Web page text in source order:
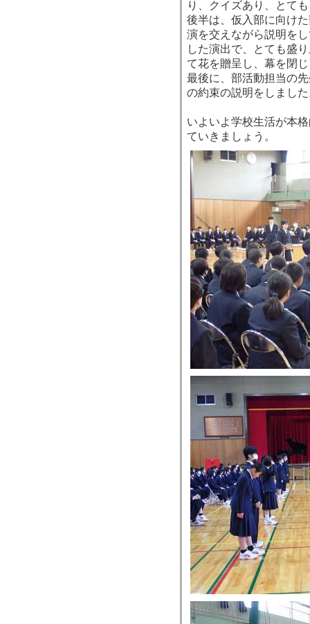
り、クイズあり、とて
後半は、仮入部に向け
演を交えながら説明を
した演出で、とても盛
て花を贈呈し、幕を閉
最後に、部活動担当の
の約束の説明をしまし
いよいよ学校生活が本
ていきましょう。